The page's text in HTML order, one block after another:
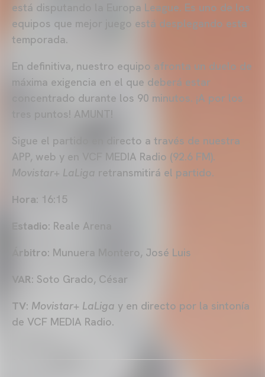
está disputando la Europa League. Es uno de los
equipos que mejor juego está desplegando esta
temporada.
En definitiva, nuestro equipo afronta un duelo de
máxima exigencia en el que deberá estar
concentrado durante los 90 minutos. ¡A por los
tres puntos! AMUNT!
Sigue el partido en directo a través de nuestra
APP, web y en VCF MEDIA Radio (92.6 FM).
Movistar+ LaLiga
retransmitirá el partido.
Hora: 16:15
Estadio: Reale Arena
Árbitro: Munuera Montero, José Luis
VAR: Soto Grado, César
TV: Movistar+ LaLiga y en directo por la sintonía
de VCF MEDIA Radio.